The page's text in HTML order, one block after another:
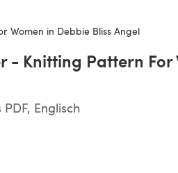
Women in Debbie Bliss Angel
- Knitting Pattern For
Englisch